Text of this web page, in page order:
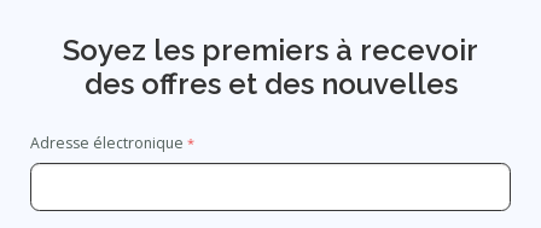
Soyez les premiers à recevoir
des offres et des nouvelles
Adresse électronique